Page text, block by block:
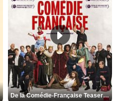
De la Comédie-Française Teaser VF